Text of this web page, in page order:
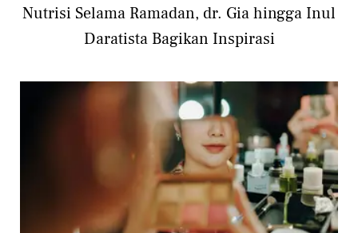
Nutrisi Selama Ramadan, dr. Gia hingga Inul
Daratista Bagikan Inspirasi